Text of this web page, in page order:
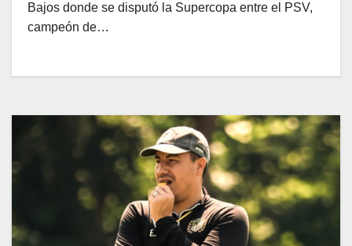
Bajos donde se disputó la Supercopa entre el PSV,
campeón de…